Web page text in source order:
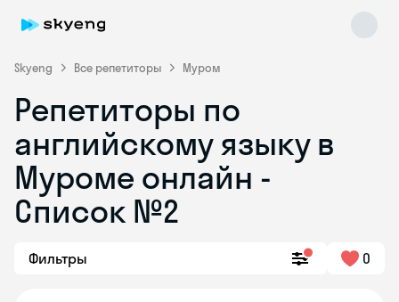
Skyeng Все репетиторы Муром
Репетиторы по
английскому языку в
Муроме онлайн -
Список №2
Фильтры 0